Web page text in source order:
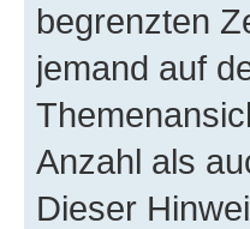
begrenzten
jemand auf
Anzahl als
Dieser